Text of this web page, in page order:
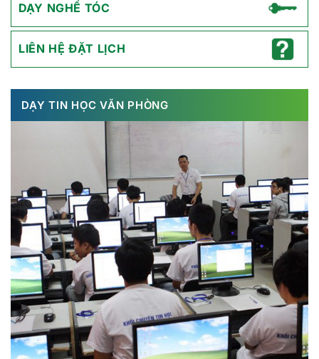
DẠY NGHỀ TÓC
LIÊN HỆ ĐẶT LỊCH
DẠY TIN HỌC VĂN PHÒNG